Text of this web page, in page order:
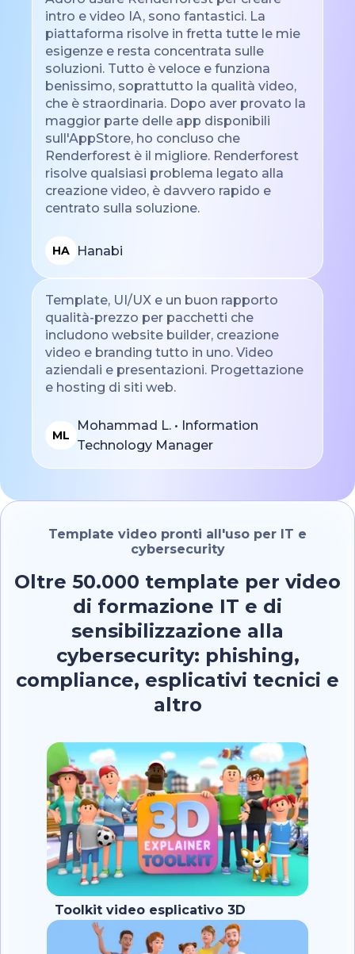
intro e video IA, sono fantastici. La
piattaforma risolve in fretta tutte le mie
esigenze e resta concentrata sulle
soluzioni. Tutto è veloce e funziona
benissimo, soprattutto la qualità video,
che è straordinaria. Dopo aver provato la
maggior parte delle app disponibili
sull'AppStore, ho concluso che
Renderforest è il migliore. Renderforest
risolve qualsiasi problema legato alla
creazione video, è davvero rapido e
centrato sulla soluzione.
HA Hanabi
Template, UI/UX e un buon rapporto
qualità-prezzo per pacchetti che
includono website builder, creazione
video e branding tutto in uno. Video
aziendali e presentazioni. Progettazione
e hosting di siti web.
ML
Mohammad L. • Information
Technology Manager
Template video pronti all'uso per IT e
cybersecurity
Oltre 50.000 template per video
di formazione IT e di
sensibilizzazione alla
cybersecurity: phishing,
compliance, esplicativi tecnici e
altro
Toolkit video esplicativo 3D